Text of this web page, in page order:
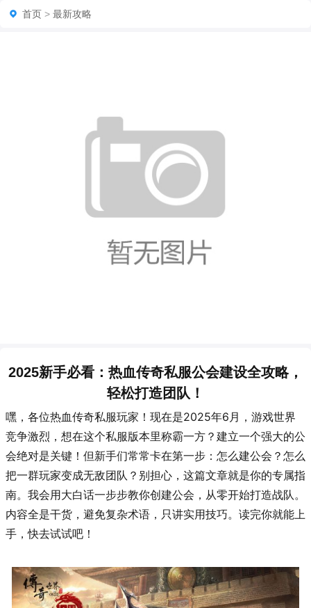
首页 > 最新攻略
2025新手必看：热血传奇私服公会建设全攻略，
轻松打造团队！
嘿，各位热血传奇私服玩家！现在是2025年6月，游戏世界
竞争激烈，想在这个私服版本里称霸一方？建立一个强大的公
会绝对是关键！但新手们常常卡在第一步：怎么建公会？怎么
把一群玩家变成无敌团队？别担心，这篇文章就是你的专属指
南。我会用大白话一步步教你创建公会，从零开始打造战队。
内容全是干货，避免复杂术语，只讲实用技巧。读完你就能上
手，快去试试吧！